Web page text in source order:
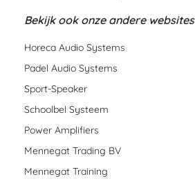
Bekijk ook onze andere websites
Horeca Audio Systems
Padel Audio Systems
Sport-Speaker
Schoolbel Systeem
Power Amplifiers
Mennegat Trading BV
Mennegat Training